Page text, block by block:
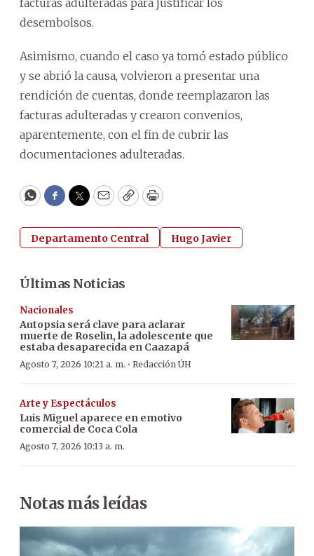
desembolsos.
Asimismo, cuando el caso ya tomó estado público
y se abrió la causa, volvieron a presentar una
rendición de cuentas, donde reemplazaron las
facturas adulteradas y crearon convenios,
aparentemente, con el fin de cubrir las
documentaciones adulteradas.
WhatsApp
Facebook
Twitter
EmailCopyPrint
Departamento Central Hugo Javier
Últimas Noticias
Nacionales
Autopsia será clave para aclarar
muerte de Roselin, la adolescente que
estaba desaparecida en Caazapá
Agosto 7, 2026 10:21 a. m. · Redacción ÚH
Arte y Espectáculos
Luis Miguel aparece en emotivo
comercial de Coca Cola
Agosto 7, 2026 10:13 a. m.
Notas más leídas